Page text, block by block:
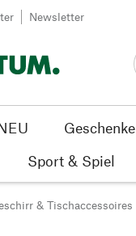
Newsletter
Geschenke
Sport & Spiel
& Tischaccessoires